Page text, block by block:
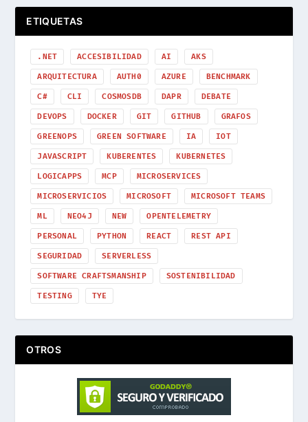
ETIQUETAS
.NET ACCESIBILIDAD AI AKS
ARQUITECTURA AUTH0 AZURE BENCHMARK
C# CLI COSMOSDB DAPR DEBATE
DEVOPS DOCKER GIT GITHUB GRAFOS
GREENOPS GREEN SOFTWARE IA IOT
JAVASCRIPT KUBERENTES KUBERNETES
LOGICAPPS MCP MICROSERVICES
MICROSERVICIOS MICROSOFT MICROSOFT TEAMS
ML NEO4J NEW OPENTELEMETRY
PERSONAL PYTHON REACT REST API
SEGURIDAD SERVERLESS
SOFTWARE CRAFTSMANSHIP SOSTENIBILIDAD
TESTING TYE
OTROS